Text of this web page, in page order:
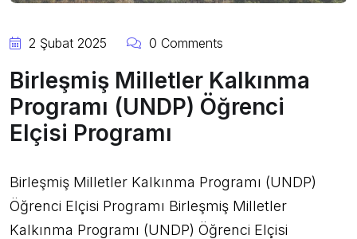
2 Şubat 2025 0 Comments
Birleşmiş Milletler Kalkınma
Programı (UNDP) Öğrenci
Elçisi Programı
Birleşmiş Milletler Kalkınma Programı (UNDP)
Öğrenci Elçisi Programı Birleşmiş Milletler
Kalkınma Programı (UNDP) Öğrenci Elçisi